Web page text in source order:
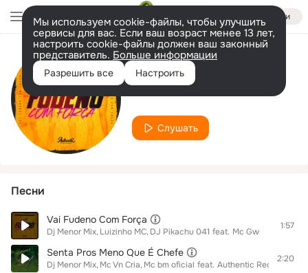
Войти
Мы используем cookie-файлы, чтобы улучшить
сервисы для вас. Если ваш возраст менее 13 лет,
настроить cookie-файлы должен ваш законный
представитель. Больше информации
Разрешить все Настроить
Исполнитель
DJ Pikachu 041
Слушать
Песни
Vai Fudeno Com Força
Dj Menor Mix Luizinho MC DJ Pikachu 041 feat. Mc Gw
1:57
Senta Pros Meno Que É Chefe
Dj Menor Mix Mc Vn Cria Mc bm oficial feat. Authentic Records DJ
2:20